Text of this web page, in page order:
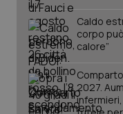
Caldo
corpo
calore”
2027.